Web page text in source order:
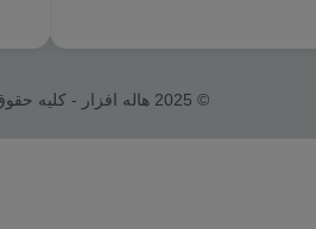
© 2025 هاله افزار - کلیه حقوق محفوظ است.